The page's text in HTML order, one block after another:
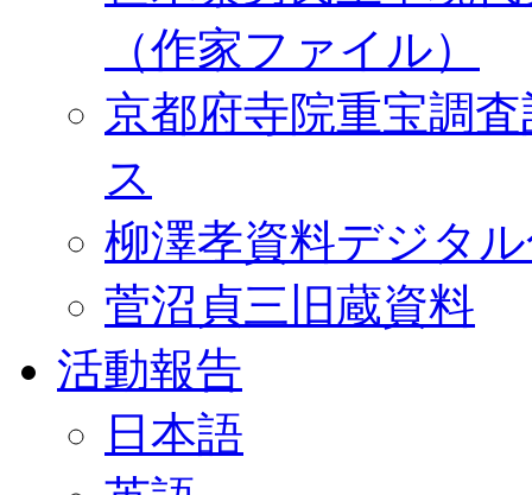
（作家ファイル）
京都府寺院重宝調
ス
柳澤孝資料デジタ
菅沼貞三旧蔵資料
活動報告
日本語